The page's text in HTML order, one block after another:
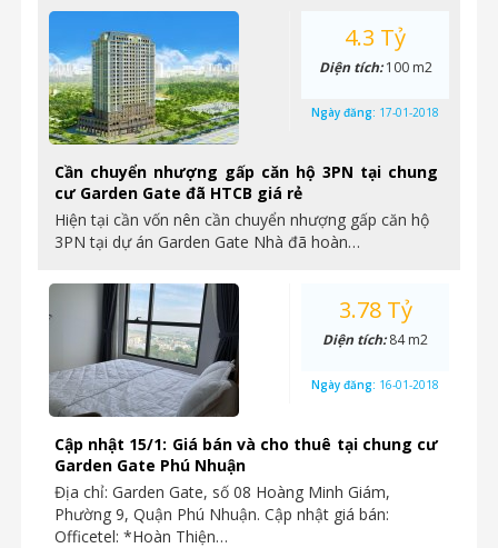
Cần chuyển nhượng gấp căn hộ 3PN tại chung
cư Garden Gate đã HTCB giá rẻ
Hiện tại cần vốn nên cần chuyển nhượng gấp căn hộ
3PN tại dự án Garden Gate Nhà đã hoàn…
4.3 Tỷ
Diện tích:100 m2
Ngày đăng: 17-01-2018
Cập nhật 15/1: Giá bán và cho thuê tại chung cư
Garden Gate Phú Nhuận
Địa chỉ: Garden Gate, số 08 Hoàng Minh Giám,
Phường 9, Quận Phú Nhuận. Cập nhật giá bán:
Officetel: *Hoàn Thiện…
3.78 Tỷ
Diện tích:84 m2
Ngày đăng: 16-01-2018